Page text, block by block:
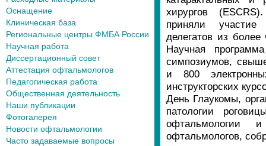
Оснащение
Клиническая база
Региональные центры ФМБА России
Научная работа
Диссертационный совет
Аттестация офтальмологов
Педагогическая работа
Общественная деятельность
Наши публикации
Фотогалерея
Новости офтальмологии
Часто задаваемые вопросы
хирургов
приняли
делегатов из
Научная
симпозиумов,
и 800
инструкторских
День Глаукомы,
патологии
офтальмологии
офтальмологов,